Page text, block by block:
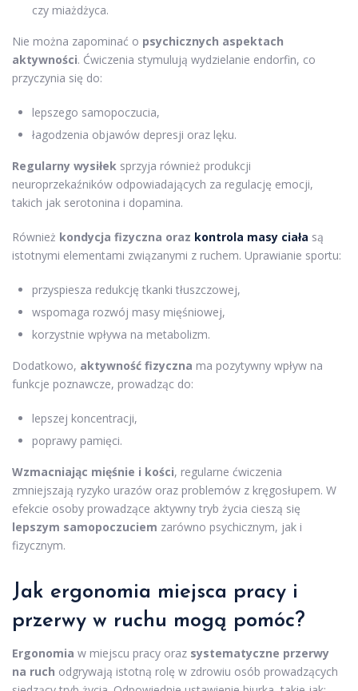
czy miażdżyca.
Nie można zapominać o psychicznych aspektach
aktywności. Ćwiczenia stymulują wydzielanie endorfin, co
przyczynia się do:
lepszego samopoczucia,
łagodzenia objawów depresji oraz lęku.
Regularny wysiłek sprzyja również produkcji
neuroprzekaźników odpowiadających za regulację emocji,
takich jak serotonina i dopamina.
Również kondycja fizyczna oraz kontrola masy ciała są
istotnymi elementami związanymi z ruchem. Uprawianie sportu:
przyspiesza redukcję tkanki tłuszczowej,
wspomaga rozwój masy mięśniowej,
korzystnie wpływa na metabolizm.
Dodatkowo, aktywność fizyczna ma pozytywny wpływ na
funkcje poznawcze, prowadząc do:
lepszej koncentracji,
poprawy pamięci.
Wzmacniając mięśnie i kości, regularne ćwiczenia
zmniejszają ryzyko urazów oraz problemów z kręgosłupem. W
efekcie osoby prowadzące aktywny tryb życia cieszą się
lepszym samopoczuciem zarówno psychicznym, jak i
fizycznym.
Jak ergonomia miejsca pracy i
przerwy w ruchu mogą pomóc?
Ergonomia w miejscu pracy oraz systematyczne przerwy
na ruch odgrywają istotną rolę w zdrowiu osób prowadzących